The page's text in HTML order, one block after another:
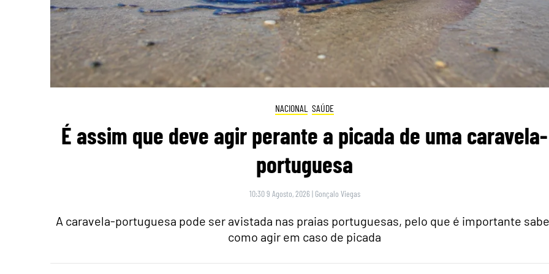
NACIONAL SAÚDE
É assim que deve agir perante a picada de uma caravela-
portuguesa
10:30 9 Agosto, 2026 | Gonçalo Viegas
A caravela-portuguesa pode ser avistada nas praias portuguesas, pelo que é importante
como agir em caso de picada